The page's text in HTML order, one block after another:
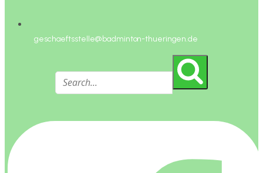
geschaeftsstelle@badminton-thueringen.de